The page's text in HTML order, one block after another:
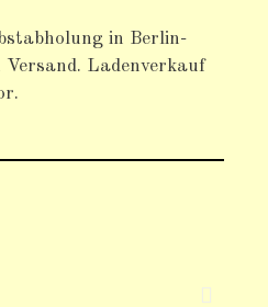
in Berlin-
Ladenverkauf